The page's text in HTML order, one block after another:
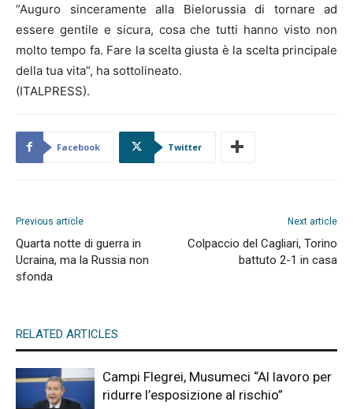
“Auguro sinceramente alla Bielorussia di tornare ad
essere gentile e sicura, cosa che tutti hanno visto non
molto tempo fa. Fare la scelta giusta è la scelta principale
della tua vita”, ha sottolineato.
(ITALPRESS).
Facebook Twitter
Previous article
Quarta notte di guerra in
Ucraina, ma la Russia non
sfonda
Next article
Colpaccio del Cagliari, Torino
battuto 2-1 in casa
RELATED ARTICLES
Campi Flegrei, Musumeci “Al lavoro per
ridurre l’esposizione al rischio”